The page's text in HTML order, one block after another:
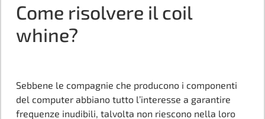
Come risolvere il coil
whine?
Sebbene le compagnie che producono i componenti
del computer abbiano tutto l’interesse a garantire
frequenze inudibili, talvolta non riescono nella loro